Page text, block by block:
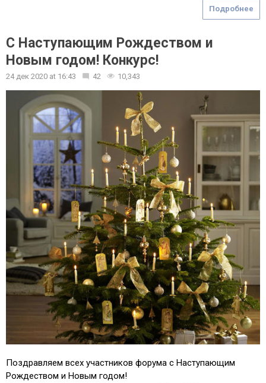
Подробнее
С Наступающим Рождеством и
Новым годом! Конкурс!
24 дек 2020 at 16:43 42 10,343
Поздравляем всех участников форума с Наступающим
Рождеством и Новым годом!